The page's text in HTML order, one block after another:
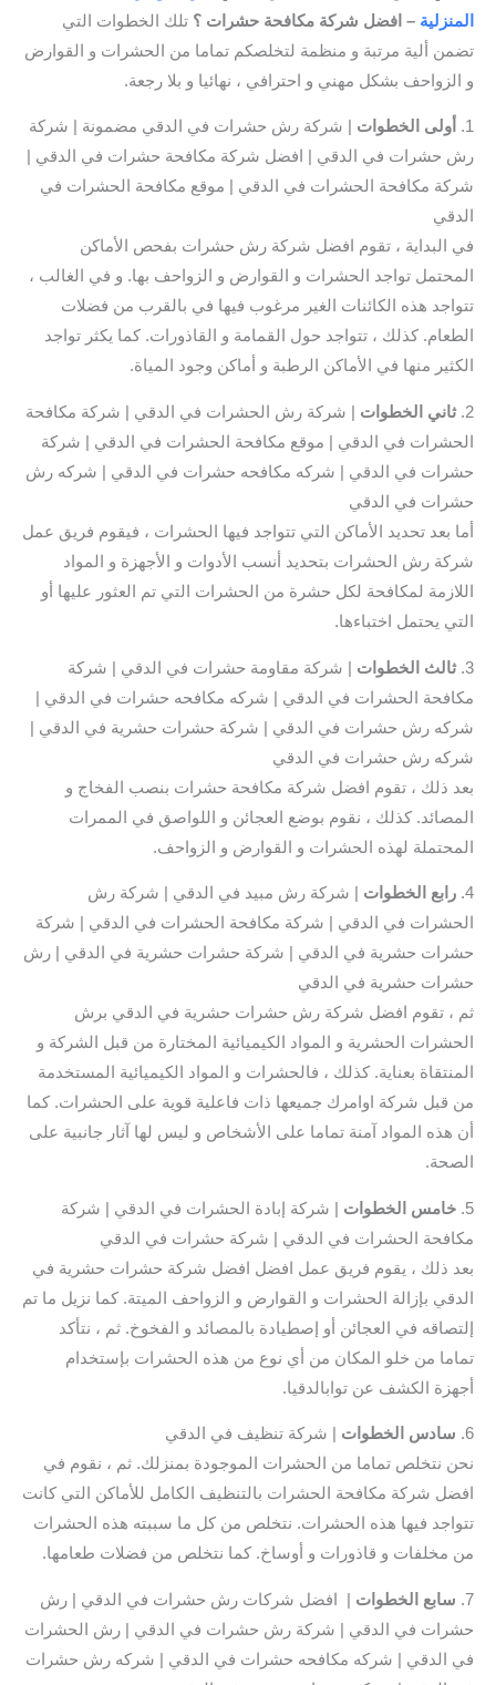
المنزلية – افضل شركة مكافحة حشرات ؟ تلك الخطوات التي
تضمن ألية مرتبة و منظمة لتخلصكم تماما من الحشرات و القوارض
و الزواحف بشكل مهني و احترافي ، نهائيا و بلا رجعة.
1. أولى الخطوات
| شركة رش حشرات في الدقي مضمونة | شركة
رش حشرات في الدقي | افضل شركة مكافحة حشرات في الدقي |
شركة مكافحة الحشرات في الدقي | موقع مكافحة الحشرات في
الدقي
في البداية ، تقوم افضل شركة رش حشرات بفحص الأماكن
المحتمل تواجد الحشرات و القوارض و الزواحف بها. و في الغالب ،
تتواجد هذه الكائنات الغير مرغوب فيها في بالقرب من فضلات
الطعام. كذلك ، تتواجد حول القمامة و القاذورات. كما يكثر تواجد
الكثير منها في الأماكن الرطبة و أماكن وجود المياة.
2. ثاني الخطوات | شركة رش الحشرات في الدقي | شركة مكافحة
الحشرات في الدقي | موقع مكافحة الحشرات في الدقي | شركة
حشرات في الدقي | شركه مكافحه حشرات في الدقي | شركه رش
حشرات في الدقي
أما بعد تحديد الأماكن التي تتواجد فيها الحشرات ، فيقوم فريق عمل
شركة رش الحشرات بتحديد أنسب الأدوات و الأجهزة و المواد
اللازمة لمكافحة لكل حشرة من الحشرات التي تم العثور عليها أو
التي يحتمل اختباءها.
3. ثالث الخطوات | شركة مقاومة حشرات في الدقي | شركة
مكافحة الحشرات في الدقي | شركه مكافحه حشرات في الدقي |
شركه رش حشرات في الدقي | شركة حشرات حشرية في الدقي |
شركه رش حشرات في الدقي
بعد ذلك ، تقوم افضل شركة مكافحة حشرات بنصب الفخاج و
المصائد. كذلك ، نقوم بوضع العجائن و اللواصق في الممرات
المحتملة لهذه الحشرات و القوارض و الزواحف.
4. رابع الخطوات
| شركة رش مبيد في الدقي | شركة رش
الحشرات في الدقي | شركة مكافحة الحشرات في الدقي | شركة
حشرات حشرية في الدقي | شركة حشرات حشرية في الدقي | رش
حشرات حشرية في الدقي
ثم ، تقوم افضل شركة رش حشرات حشرية في الدقي برش
الحشرات الحشرية و المواد الكيميائية المختارة من قبل الشركة و
المنتقاة بعناية. كذلك ، فالحشرات و المواد الكيميائية المستخدمة
من قبل شركة اوامرك جميعها ذات فاعلية قوية على الحشرات. كما
أن هذه المواد آمنة تماما على الأشخاص و ليس لها آثار جانبية على
الصحة.
5. خامس الخطوات
| شركة إبادة الحشرات في الدقي | شركة
مكافحة الحشرات في الدقي | شركة حشرات في الدقي
بعد ذلك ، يقوم فريق عمل افضل افضل شركة حشرات حشرية في
الدقي بإزالة الحشرات و القوارض و الزواحف الميتة. كما نزيل ما تم
إلتصاقه في العجائن أو إصطيادة بالمصائد و الفخوخ. ثم ، نتأكد
تماما من خلو المكان من أي نوع من هذه الحشرات بإستخدام
أجهزة الكشف عن توابالدقيا.
6. سادس الخطوات | شركة تنظيف في الدقي
نحن نتخلص تماما من الحشرات الموجودة بمنزلك. ثم ، نقوم في
افضل شركة مكافحة الحشرات بالتنظيف الكامل للأماكن التي كانت
تتواجد فيها هذه الحشرات. نتخلص من كل ما سببته هذه الحشرات
من مخلفات و قاذورات و أوساخ. كما نتخلص من فضلات طعامها.
7. سابع الخطوات | افضل شركات رش حشرات في الدقي | رش
حشرات في الدقي | شركة رش حشرات في الدقي | رش الحشرات
في الدقي | شركه مكافحه حشرات في الدقي | شركه رش حشرات